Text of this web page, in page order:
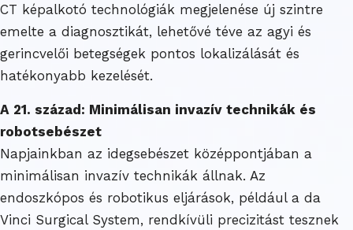
CT képalkotó technológiák megjelenése új szintre
emelte a diagnosztikát, lehetővé téve az agyi és
gerincvelői betegségek pontos lokalizálását és
hatékonyabb kezelését.
A 21. század: Minimálisan invazív technikák és
robotsebészet
Napjainkban az idegsebészet középpontjában a
minimálisan invazív technikák állnak. Az
endoszkópos és robotikus eljárások, például a da
Vinci Surgical System, rendkívüli precizitást tesznek